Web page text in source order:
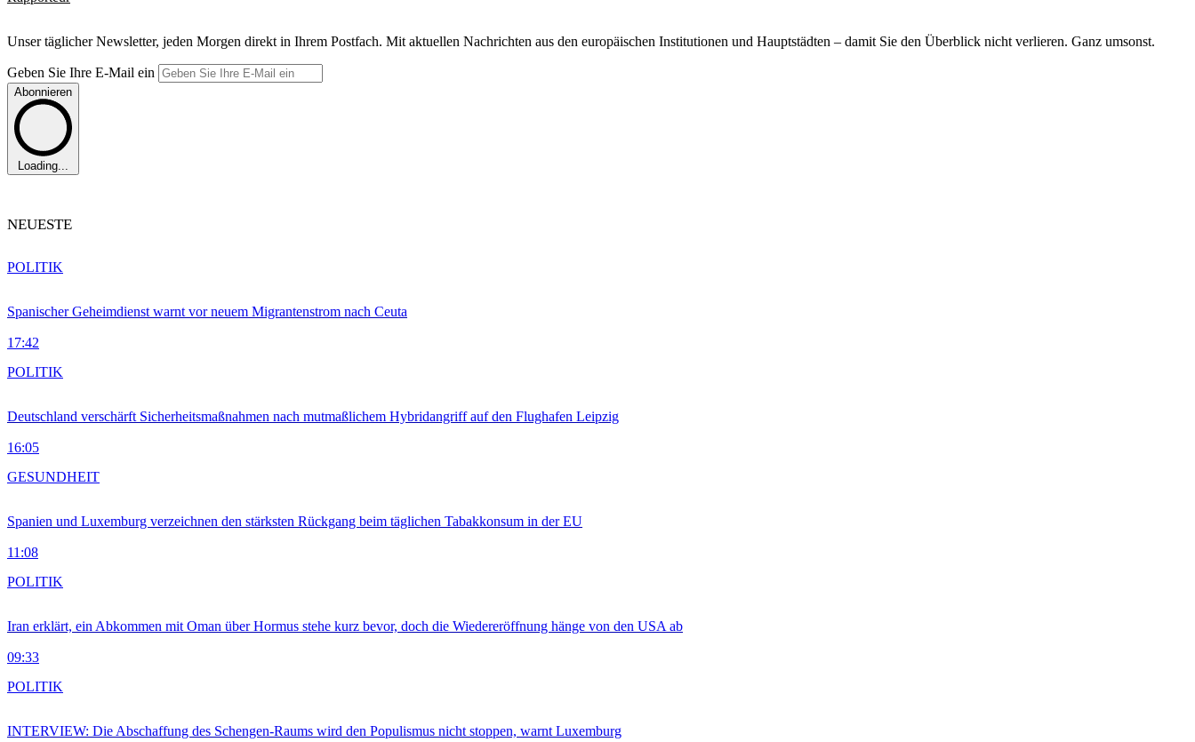
Unser täglicher Newsletter, jeden Morgen direkt in Ihrem Postfach. Mit aktuellen Nachrichten aus den europäischen Institutionen und Hauptstädten – damit Sie den Überblick nicht verlieren. Ganz umsonst.
Geben Sie Ihre E-Mail ein
Abonnieren
Loading...
NEUESTE
Spanischer Geheimdienst warnt vor neuem Migrantenstrom nach Ceuta
17:42
POLITIK
Deutschland verschärft Sicherheitsmaßnahmen nach mutmaßlichem Hybridangriff auf den Flughafen Leipzig
16:05
POLITIK
Spanien und Luxemburg verzeichnen den stärksten Rückgang beim täglichen Tabakkonsum in der EU
11:08
GESUNDHEIT
Iran erklärt, ein Abkommen mit Oman über Hormus stehe kurz bevor, doch die Wiedereröffnung hänge von den USA ab
09:33
POLITIK
INTERVIEW: Die Abschaffung des Schengen-Raums wird den Populismus nicht stoppen, warnt Luxemburg
POLITIK